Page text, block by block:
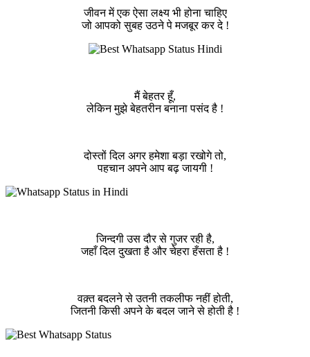
जीवन में एक ऐसा लक्ष्य भी होना चाहिए
जो आपको सुबह उठने पे मजबूर कर दे !
मैं बेहतर हूँ,
लेकिन मुझे बेहतरीन बनाना पसंद है !
दोस्तों दिल अगर हमेशा बड़ा रखोगे तो,
पहचान अपने आप बढ़ जायगी !
जिन्दगी उस दौर से गुजर रही है,
जहाँ दिल दुखता है और चेहरा हँसता है !
वक़्त बदलने से उतनी तकलीफ नहीं होती,
जितनी किसी अपने के बदल जाने से होती है !